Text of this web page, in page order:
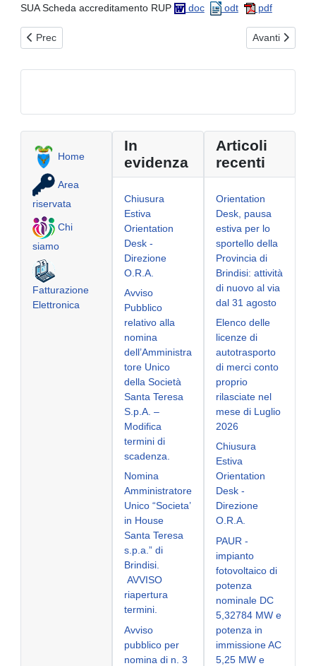
SUA Scheda accreditamento RUP doc odt pdf
Articolo precedente: Modulistica Area 2
Prec Articolo
Avanti
Home
Area
riservata
Chi
siamo
Fatturazione
Elettronica
In
evidenza
Chiusura
Estiva
Orientation
Desk -
Direzione
O.R.A.
Avviso
Pubblico
relativo alla
nomina
dell’Amministra
tore Unico
della Società
Santa Teresa
S.p.A. –
Modifica
termini di
scadenza.
Nomina
Amministratore
Unico “Societa’
in House
Santa Teresa
s.p.a.” di
Brindisi.
AVVISO
riapertura
termini.
Avviso
pubblico per
nomina di n. 3
Articoli
recenti
Orientation
Desk, pausa
estiva per lo
sportello della
Provincia di
Brindisi: attività
di nuovo al via
dal 31 agosto
Elenco delle
licenze di
autotrasporto
di merci conto
proprio
rilasciate nel
mese di Luglio
2026
Chiusura
Estiva
Orientation
Desk -
Direzione
O.R.A.
PAUR -
impianto
fotovoltaico di
potenza
nominale DC
5,32784 MW e
potenza in
immissione AC
5,25 MW e